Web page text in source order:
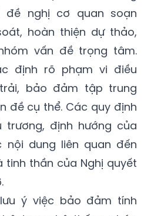
vấn đề trọng tâm.
định rõ phạm vi điều
bảo đảm tập trung
đề cụ thể. Các quy định
định hướng của
nội dung liên quan đến
tinh thần của Nghị quyết
ý việc bảo đảm tính
trong hệ thống pháp
mâu thuẫn với các